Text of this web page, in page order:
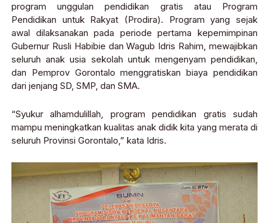
program unggulan pendidikan gratis atau Program
Pendidikan untuk Rakyat (Prodira). Program yang sejak
awal dilaksanakan pada periode pertama kepemimpinan
Gubernur Rusli Habibie dan Wagub Idris Rahim, mewajibkan
seluruh anak usia sekolah untuk mengenyam pendidikan,
dan Pemprov Gorontalo menggratiskan biaya pendidikan
dari jenjang SD, SMP, dan SMA.
“Syukur alhamdulillah, program pendidikan gratis sudah
mampu meningkatkan kualitas anak didik kita yang merata di
seluruh Provinsi Gorontalo,” kata Idris.